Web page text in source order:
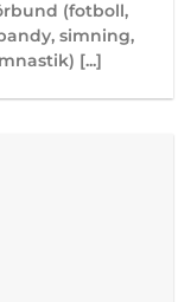
(fotboll,
simning,
[...]